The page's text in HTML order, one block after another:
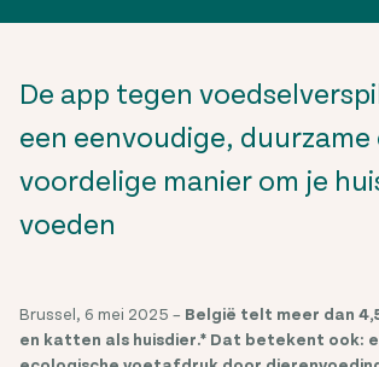
De app tegen
een eenvoudige, duurzame
voordelige manier om je
voeden
Brussel, 6 mei 2025 – België telt meer dan
en katten als huisdier.* Dat betekent ook: